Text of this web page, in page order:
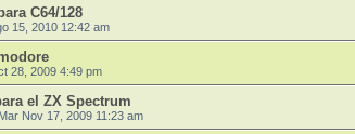
C64/128
15, 2010 12:42 am
28, 2009 4:49 pm
el ZX Spectrum
Mar Nov 17, 2009 11:23 am